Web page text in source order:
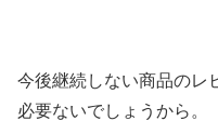
今後継続しない商品のレ
必要ないでしょうから。